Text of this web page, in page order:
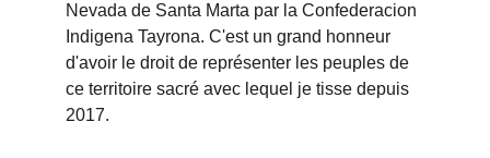
Nevada de Santa Marta par la Confederacion
Indigena Tayrona. C'est un grand honneur
d'avoir le droit de représenter les peuples de
ce territoire sacré avec lequel je tisse depuis
2017.